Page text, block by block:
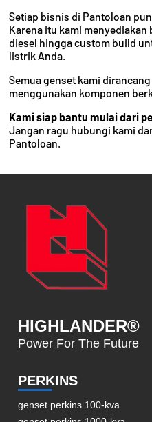
Setiap bisnis di Pantoloan
Karena itu kami
diesel hingga custom build
listrik Anda.
Semua genset kami
menggunakan komponen
Kami siap bantu mulai dari
Jangan ragu hubungi kami
Pantoloan.
HIGHLANDER®
Power For The Future
PERKINS
genset perkins 100-kva